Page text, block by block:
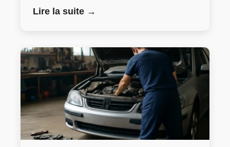
Lire la suite →